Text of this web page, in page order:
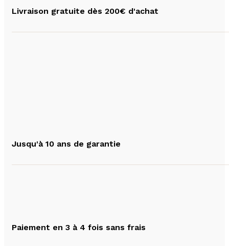
Livraison gratuite dès 200€ d'achat
Jusqu'à 10 ans de garantie
Paiement en 3 à 4 fois sans frais